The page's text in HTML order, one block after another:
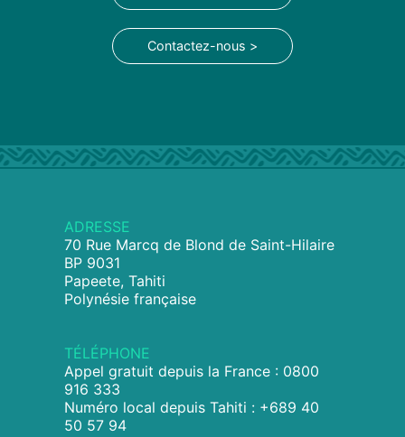
Contactez-nous >
ADRESSE
70 Rue Marcq de Blond de Saint-Hilaire
BP 9031
Papeete, Tahiti
Polynésie française
TÉLÉPHONE
Appel gratuit depuis la France : 0800
916 333
Numéro local depuis Tahiti : +689 40
50 57 94